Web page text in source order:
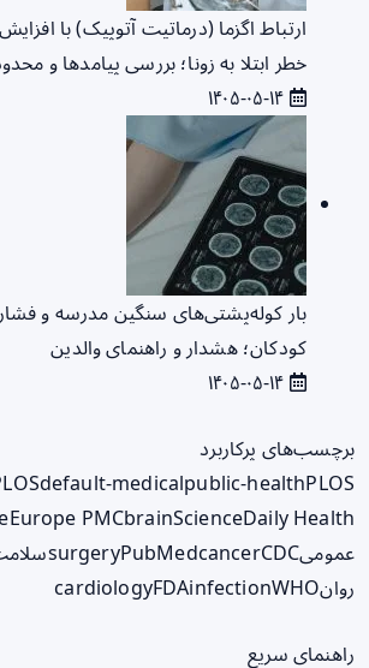
خطر ابتلا به زونا؛ بررسی پیامدها و
بار کوله‌پشتی‌های سنگین مدرسه و
کودکان؛ هشدار و راهنمای والدین
برچسب‌های پرکاربرد
default-medicalpublic-healthPLOS
Europe PMCbrainScienceDaily Health
عمومی
surgeryPubMedcancerCDC
روان
cardiologyFDAinfectionWHO
راهنمای سریع